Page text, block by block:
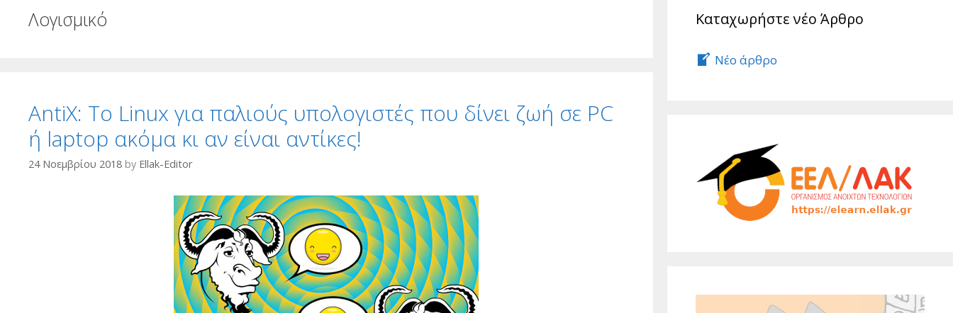
Λογισμικό
AntiX: Το Linux για παλιούς υπολογιστές που δίνει ζωή σε PC
ή laptop ακόμα κι αν είναι αντίκες!
24 Νοεμβρίου 2018 by Ellak-Editor
Καταχωρήστε νέο Άρθρο
Νέο άρθρο